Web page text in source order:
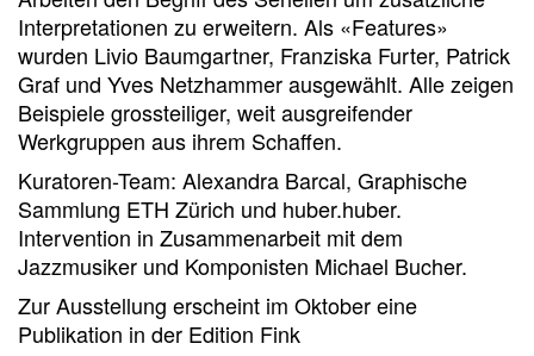
Interpretationen zu erweitern. Als «Features»
wurden Livio Baumgartner, Franziska Furter, Patrick
Graf und Yves Netzhammer ausgewählt. Alle zeigen
Beispiele grossteiliger, weit ausgreifender
Werkgruppen aus ihrem Schaffen.
Kuratoren-Team: Alexandra Barcal, Graphische
Sammlung ETH Zürich und huber.huber.
Intervention in Zusammenarbeit mit dem
Jazzmusiker und Komponisten Michael Bucher.
Zur Ausstellung erscheint im Oktober eine
Publikation in der Edition Fink